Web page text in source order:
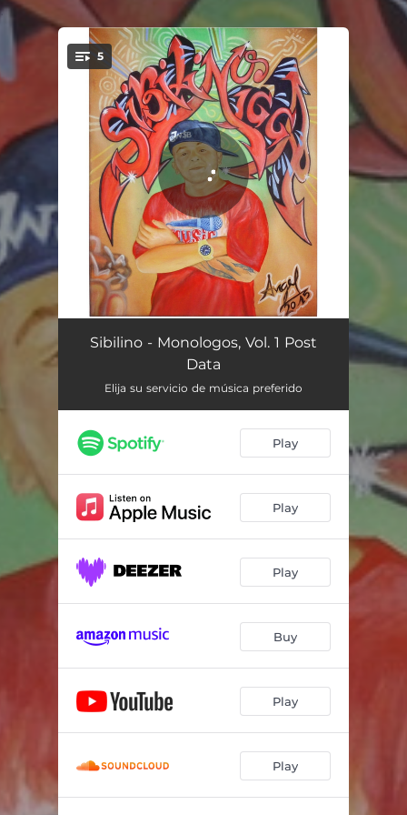
You're all set!
5
Bruto 00:58
Esmero 01:22
Universo Paralelo 03:43
Sibilino - Monologos, Vol. 1 Post
Data
Elija su servicio de música preferido
Play
Play
Play
Buy
Play
Play
.